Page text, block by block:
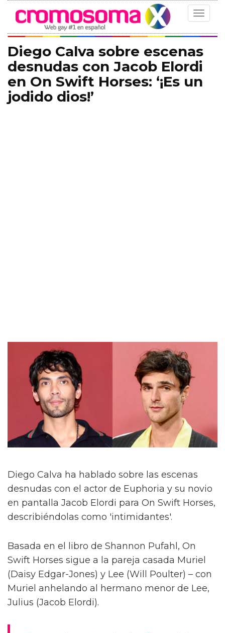
Toggle
Diego Calva sobre escenas
desnudas con Jacob Elordi
en On Swift Horses: ‘¡Es un
jodido dios!’
Diego Calva ha hablado sobre las escenas
desnudas con el actor de Euphoria y su novio
en pantalla Jacob Elordi para On Swift Horses,
describiéndolas como 'intimidantes'.
Basada en el libro de Shannon Pufahl, On
Swift Horses sigue a la pareja casada Muriel
(Daisy Edgar-Jones) y Lee (Will Poulter) – con
Muriel anhelando al hermano menor de Lee,
Julius (Jacob Elordi).